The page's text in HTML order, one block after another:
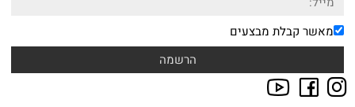
מאשר קבלת מבצעים